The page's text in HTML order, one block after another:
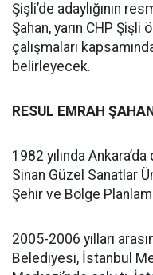
Şişli’de adaylığının
Şahan, yarın CHP
çalışmaları
belirleyecek.
RESUL EMRAH
1982 yılında
Sinan Güzel Sanatlar
Şehir ve Bölge
2005-2006 yılları
Belediyesi, İstanbul